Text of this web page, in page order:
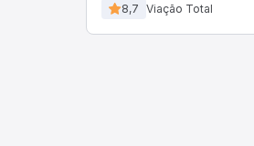
8,7 Viação Total